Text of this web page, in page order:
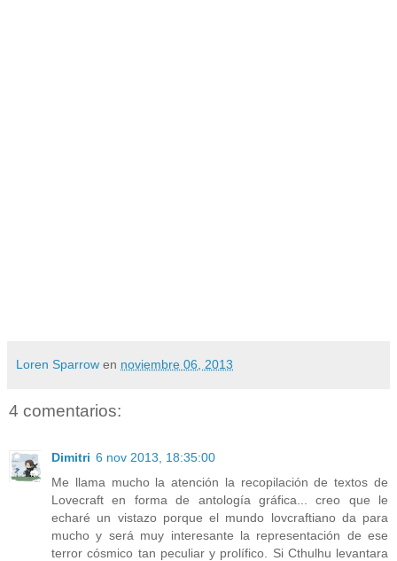
Loren Sparrow en noviembre 06, 2013
4 comentarios:
Dimitri 6 nov 2013, 18:35:00
Me llama mucho la atención la recopilación de textos de
Lovecraft en forma de antología gráfica... creo que le
echaré un vistazo porque el mundo lovcraftiano da para
mucho y será muy interesante la representación de ese
terror cósmico tan peculiar y prolífico. Si Cthulhu levantara